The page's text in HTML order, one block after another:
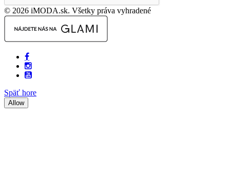
© 2026 iMODA.sk. Všetky práva vyhradené
Späť hore
Allow